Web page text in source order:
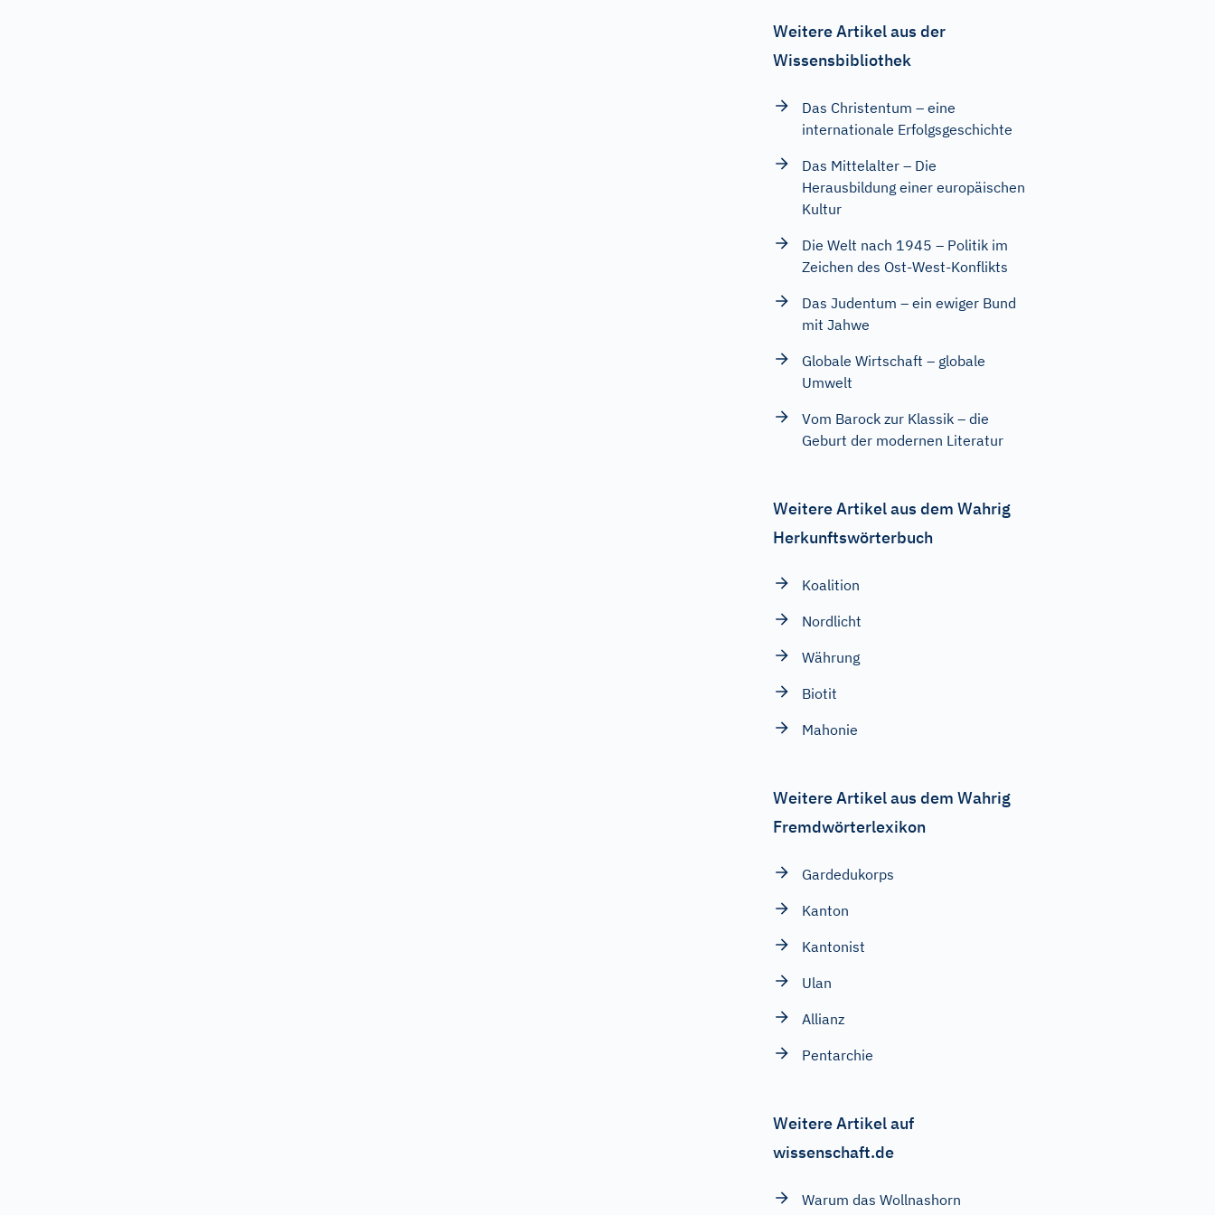
Weitere Artikel aus der
Wissensbibliothek
Das Christentum – eine
internationale Erfolgsgeschichte
Das Mittelalter – Die
Herausbildung einer europäischen
Kultur
Die Welt nach 1945 – Politik im
Zeichen des Ost-West-Konflikts
Das Judentum – ein ewiger Bund
mit Jahwe
Globale Wirtschaft – globale
Umwelt
Vom Barock zur Klassik – die
Geburt der modernen Literatur
Weitere Artikel aus dem Wahrig
Herkunftswörterbuch
Koalition
Nordlicht
Währung
Biotit
Mahonie
Weitere Artikel aus dem Wahrig
Fremdwörterlexikon
Gardedukorps
Kanton
Kantonist
Ulan
Allianz
Pentarchie
Weitere Artikel auf
wissenschaft.de
Warum das Wollnashorn